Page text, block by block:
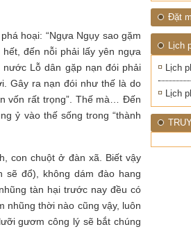
hoại: “Ngựa Ngụy sao gặm
đến nỗi phải lấy yên ngựa
nước Lỗ dân gặp nạn đói phải
Gây ra nạn đói như thế là do
vốn rất trọng”. Thế mà… Đến
ỷ vào thế sống trong “thành
con chuột ở đàn xã. Biết vậy
sẽ đổ), không dám đào hang
tàn hại trước nay đều có
nhũng thời nào cũng vậy, luôn
gươm công lý sẽ bắt chúng
Đặt
Lịch
Lịch
Lịch